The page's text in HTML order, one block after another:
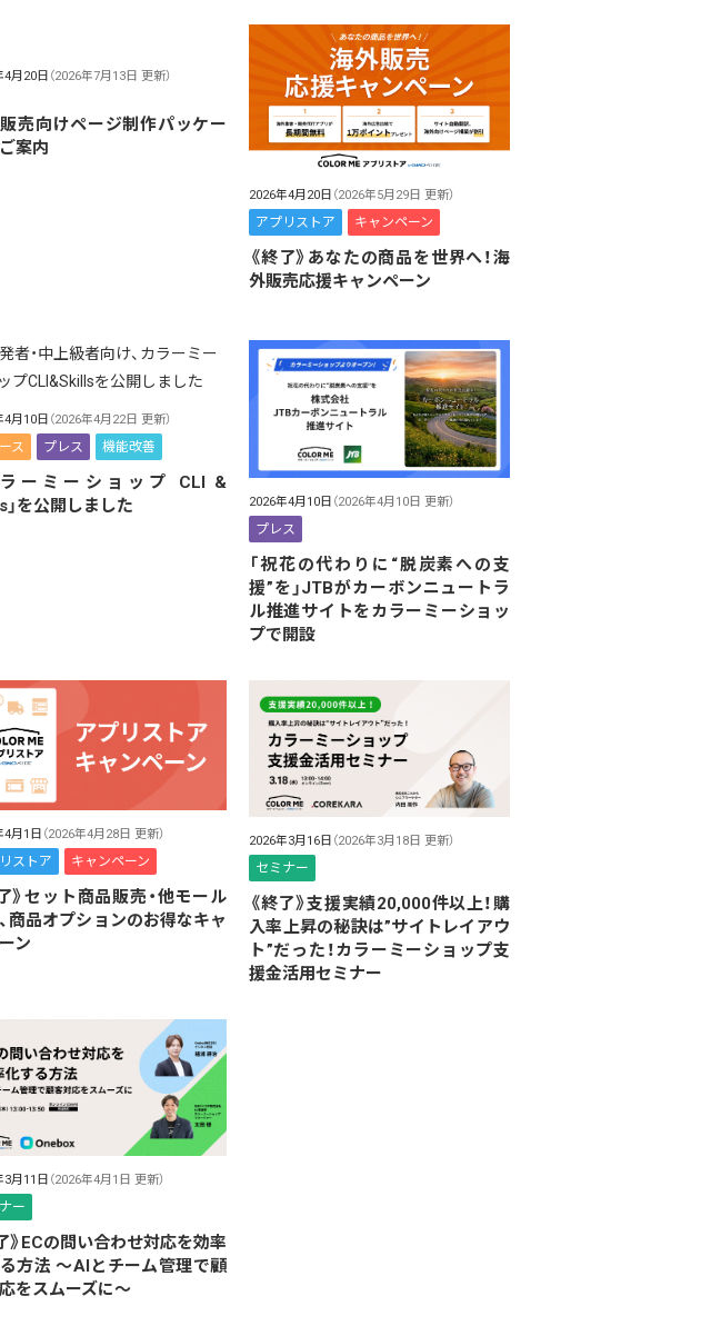
4月20日 （2026年7月13日 更新）
売向けページ制作パッケー
案内
2026年4月20日 （2026年5月29日 更新）
アプリストア キャンペーン
《終了》あなたの商品を世界へ！海
外販売応援キャンペーン
4月10日 （2026年4月22日 更新）
ス プレス 機能改善
ラーミーショップ CLI &
を公開しました
2026年4月10日 （2026年4月10日 更新）
プレス
「祝花の代わりに“脱炭素への支
援”を」JTBがカーボンニュートラ
ル推進サイトをカラーミーショッ
プで開設
4月1日 （2026年4月28日 更新）
ストア キャンペーン
》セット商品販売・他モール
商品オプションのお得なキャ
ン
2026年3月16日 （2026年3月18日 更新）
セミナー
《終了》支援実績20,000件以上！購
入率上昇の秘訣は”サイトレイアウ
ト”だった！カラーミーショップ支
援金活用セミナー
3月11日 （2026年4月1日 更新）
ー
》ECの問い合わせ対応を効率
方法 ～AIとチーム管理で顧
をスムーズに～